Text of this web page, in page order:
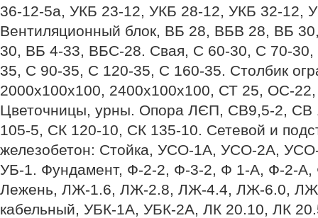
36-12-5а, УКБ 23-12, УКБ 28-12, УКБ 32-12,
Вентиляционный блок, ВБ 28, ВБВ 28, ВБ
30, ВБ 4-33, ВБС-28. Свая, С 60-30, С 70-
35, С 90-35, С 120-35, С 160-35. Столбик
2000х100х100, 2400х100х100, СТ 25, ОС-
Цветочницы, урны. Опора ЛЄП, СВ9,5-2, СВ
105-5, СК 120-10, СК 135-10. Сетевой и
железобетон: Стойка, УСО-1А, УСО-2А,
УБ-1. Фундамент, Ф-2-2, Ф-3-2, Ф 1-А, Ф-2-
Лежень, ЛЖ-1.6, ЛЖ-2.8, ЛЖ-4.4, ЛЖ-6.0,
кабельный, УБК-1А, УБК-2А, ЛК 20.10, ЛК